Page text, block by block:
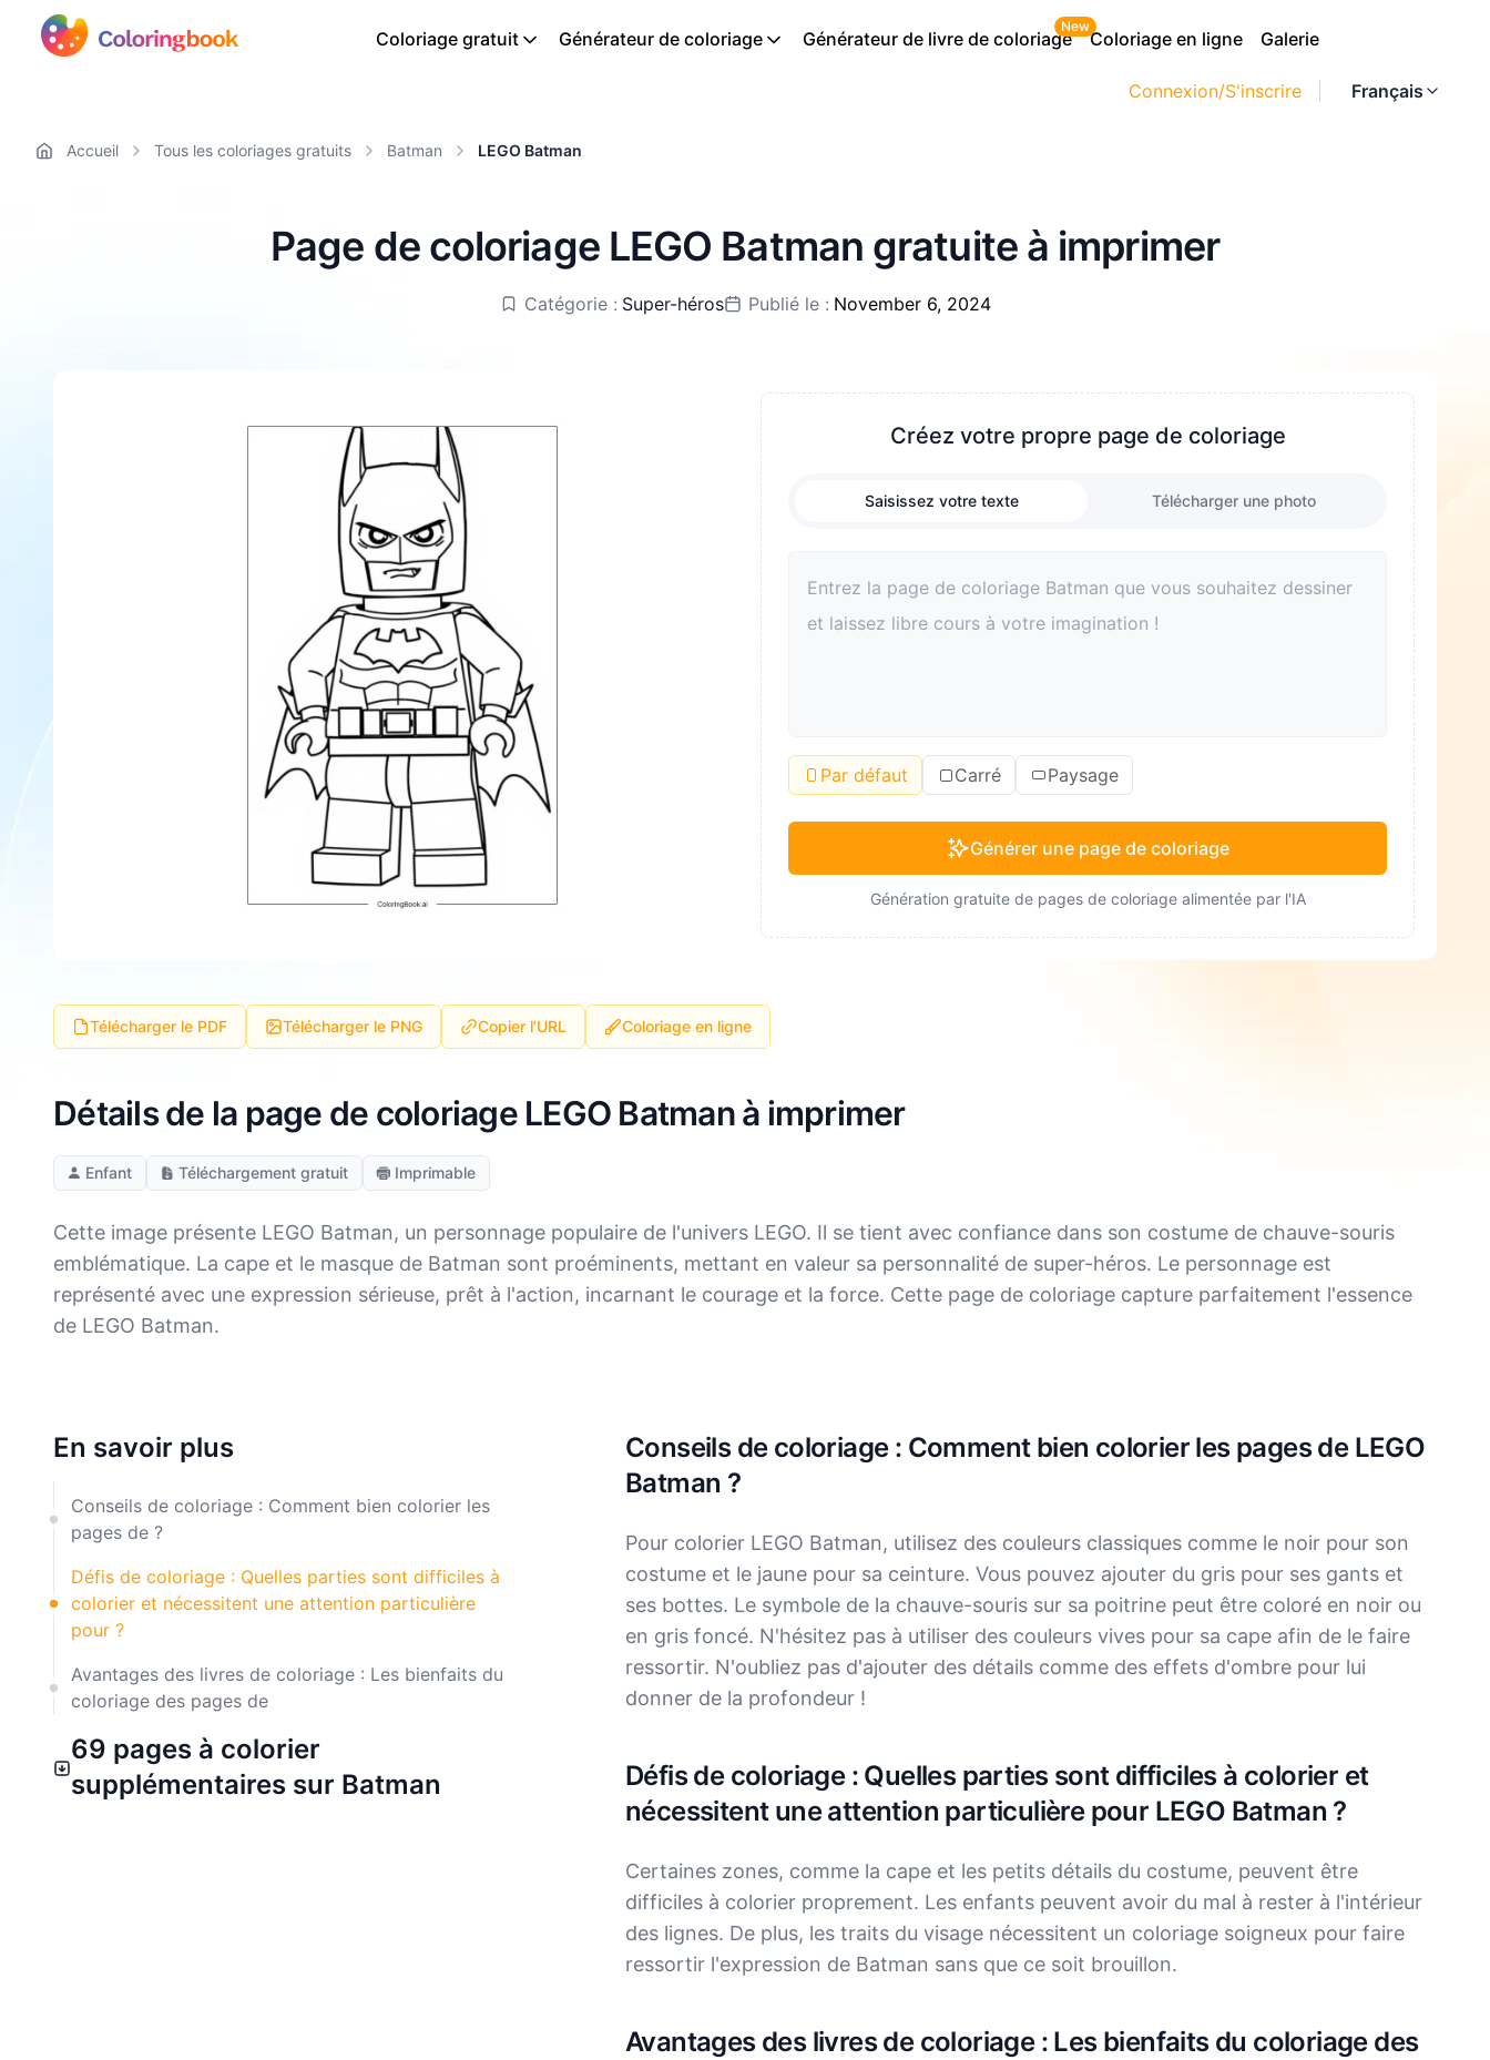
Connexion/S'inscrire Français
Coloriage gratuit Générateur de coloriage Générateur de livre de coloriage
New
Coloriage en ligne Galerie
Accueil Tous les coloriages gratuits Batman LEGO Batman
Page de coloriage LEGO Batman gratuite à imprimer
Catégorie : Super-héros Publié le : November 6, 2024
Créez votre propre page de coloriage
Saisissez votre texte Télécharger une photo
Par défaut Carré Paysage
Générer une page de coloriage
Génération gratuite de pages de coloriage alimentée par l'IA
Télécharger le PDF Télécharger le PNG Copier l'URL Coloriage en ligne
Détails de la page de coloriage LEGO Batman à imprimer
Enfant Téléchargement gratuit Imprimable
Cette image présente LEGO Batman, un personnage populaire de l'univers LEGO. Il se tient avec confiance dans son costume de chauve-souris
emblématique. La cape et le masque de Batman sont proéminents, mettant en valeur sa personnalité de super-héros. Le personnage est
représenté avec une expression sérieuse, prêt à l'action, incarnant le courage et la force. Cette page de coloriage capture parfaitement l'essence
de LEGO Batman.
En savoir plus
Conseils de coloriage : Comment bien colorier les
pages de ?
Défis de coloriage : Quelles parties sont difficiles à
colorier et nécessitent une attention particulière
pour ?
Avantages des livres de coloriage : Les bienfaits du
coloriage des pages de
69 pages à colorier
supplémentaires sur Batman
Conseils de coloriage : Comment bien colorier les pages de LEGO
Batman ?
Pour colorier LEGO Batman, utilisez des couleurs classiques comme le noir pour son
costume et le jaune pour sa ceinture. Vous pouvez ajouter du gris pour ses gants et
ses bottes. Le symbole de la chauve-souris sur sa poitrine peut être coloré en noir ou
en gris foncé. N'hésitez pas à utiliser des couleurs vives pour sa cape afin de le faire
ressortir. N'oubliez pas d'ajouter des détails comme des effets d'ombre pour lui
donner de la profondeur !
Défis de coloriage : Quelles parties sont difficiles à colorier et
nécessitent une attention particulière pour LEGO Batman ?
Certaines zones, comme la cape et les petits détails du costume, peuvent être
difficiles à colorier proprement. Les enfants peuvent avoir du mal à rester à l'intérieur
des lignes. De plus, les traits du visage nécessitent un coloriage soigneux pour faire
ressortir l'expression de Batman sans que ce soit brouillon.
Avantages des livres de coloriage : Les bienfaits du coloriage des